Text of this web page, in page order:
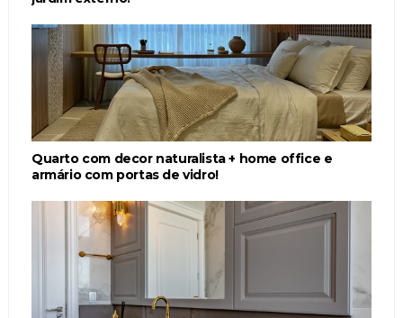
Quarto com decor naturalista + home office e
armário com portas de vidro!